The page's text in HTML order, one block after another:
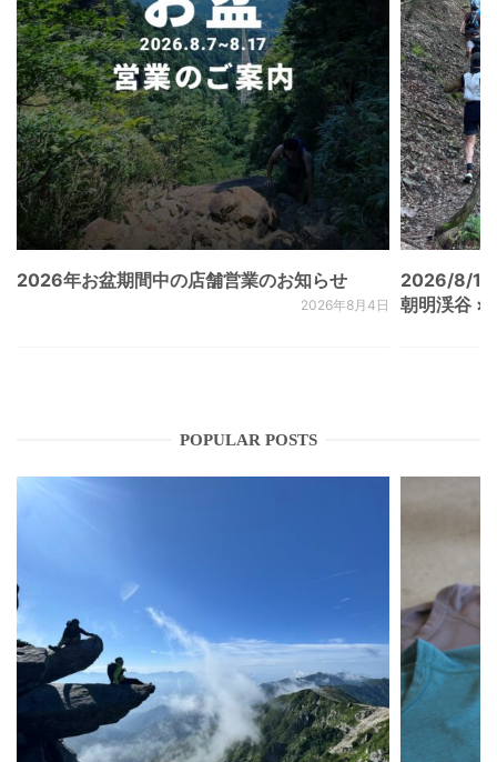
2026年お盆期間中の店舗営業のお知らせ
2026年8月4日
2026/8/
朝明渓谷 ×
POPULAR POSTS